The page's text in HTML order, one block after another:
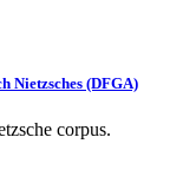
Nietzsches (DFGA)
corpus.